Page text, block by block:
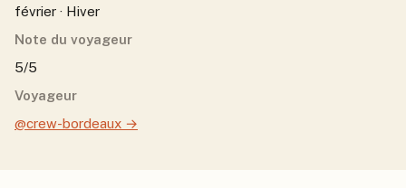
février · Hiver
Note du voyageur
5/5
Voyageur
@crew-bordeaux →